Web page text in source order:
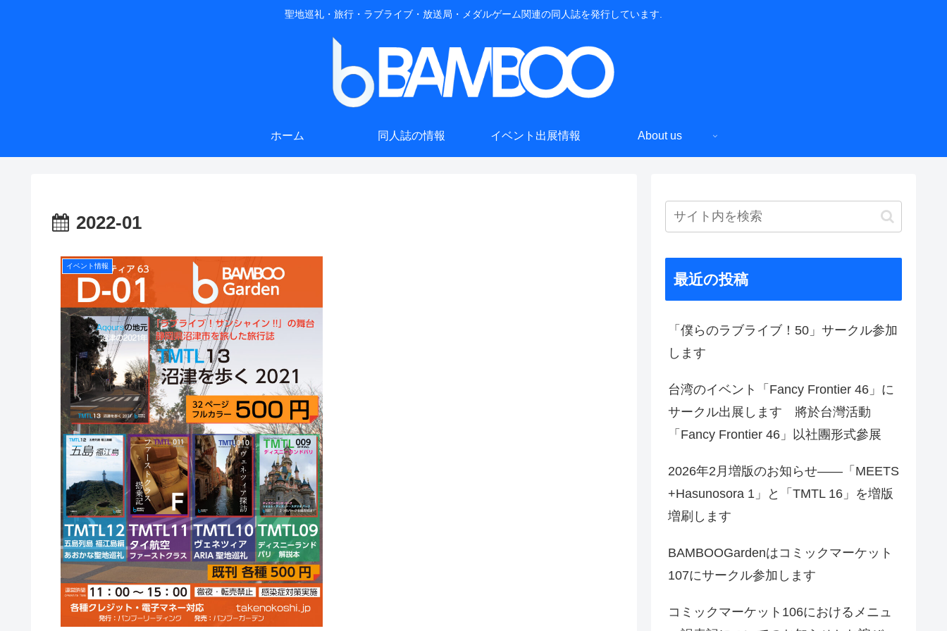
聖地巡礼・旅行・ラブライブ・放送局・メダルゲーム関連の同人誌を発行しています.
ホーム 同人誌の情報 イベント出展情報 About us
2022-01
イベント情報
最近の投稿
「僕らのラブライブ！50」サークル参加
します
台湾のイベント「Fancy Frontier 46」に
サークル出展します 將於台灣活動
「Fancy Frontier 46」以社團形式參展
2026年2月増版のお知らせ――「MEETS
+Hasunosora 1」と「TMTL 16」を増版
増刷します
BAMBOOGardenはコミックマーケット
107にサークル参加します
コミックマーケット106におけるメニュ